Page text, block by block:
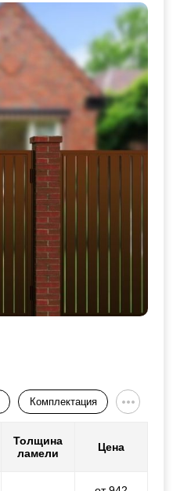
Комплектация
Толщина
ламели
Цена